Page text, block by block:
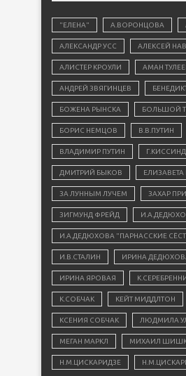
"ЕЛЕНА" А.ВОРОНЦОВА
АЛЕКСАНДР УСС АЛЕКСЕЙ
АЛИСТЕР КРОУЛИ АМАН
АНДРЕЙ ЗВЯГИНЦЕВ
БОЖЕНА РЫНСКА БОЛЬШОЙ
БОРИС НЕМЦОВ В.В.ПУТИН
ВЛАДИМИР ПУТИН
ДМИТРИЙ БЫКОВ ЕЛИЗАВЕТА
ЗА ЛУННЫМ ЛУЧЕМ ЗАХАР
ЗИГМУНД ФРЕЙД
И.А.ДЕДЮХОВА "ПАРНАССКИЕ
И.В.СТАЛИН ИРИНА
ИРИНА ЯРОВАЯ
К.СОБЧАК КЕЙТ МИДДЛТОН
КСЕНИЯ СОБЧАК ЛЮДМИЛА
МЕГАН МАРКЛ МИХАИЛ
Н.М.ЦИСКАРИДЗЕ